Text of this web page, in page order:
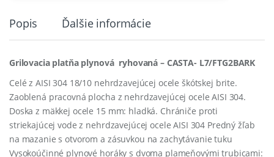
Popis Ďalšie informácie
Grilovacia platňa plynová ryhovaná – CASTA- L7/FTG2BARK
Celé z AISI 304 18/10 nehrdzavejúcej ocele škótskej brite.
Zaoblená pracovná plocha z nehrdzavejúcej ocele AISI 304.
Doska z mäkkej ocele 15 mm: hladká. Chrániče proti
striekajúcej vode z nehrdzavejúcej ocele AISI 304 Predný žľab
na mazanie s otvorom a zásuvkou na zachytávanie tuku
Vysokoúčinné plynové horáky s dvoma plameňovými trubicami: